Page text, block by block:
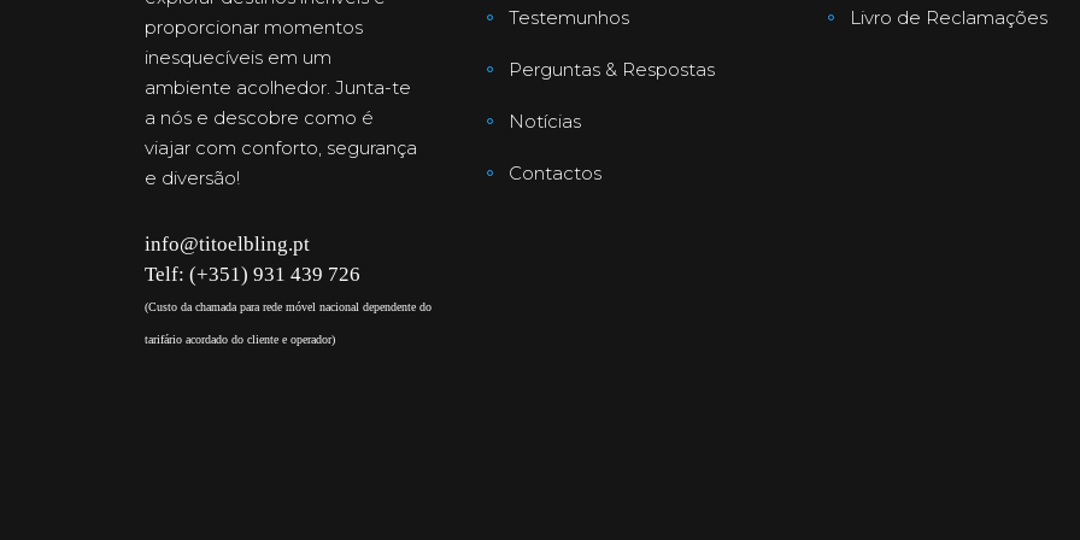
proporcionar momentos
inesquecíveis em um
ambiente acolhedor. Junta-te
a nós e descobre como é
viajar com conforto, segurança
e diversão!
info@titoelbling.pt
Telf: (+351) 931 439 726
(Custo da chamada para rede móvel nacional dependente do
tarifário acordado do cliente e operador)
Testemunhos
Perguntas & Respostas
Notícias
Contactos
Livro de Reclamações